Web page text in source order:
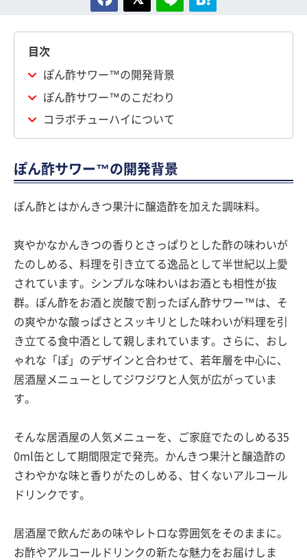
目次
ぽん酢サワー™の開発背景
ぽん酢サワー™のこだわり
コラボチューハイについて
ぽん酢サワー™の開発背景
ぽん酢とはかんきつ果汁に醸造酢を加えた調味料。
爽やかなかんきつの香りとさっぱりとした酢の味わいが
たのしめる、料理を引き立てる逸品として半世紀以上愛
されています。シンプルな味わいはお酒とも相性が抜
群。ぽん酢をお酒と炭酸で割ったぽん酢サワー™は、そ
の爽やかな酸っぱさとスッキリとした味わいが料理を引
き立てる食中酒として親しまれています。さらに、おし
ゃれな「ぽ」のデザインと合わせて、若年層を中心に、
居酒屋メニューとしてジワジワと人気が広がっていま
す。
そんな居酒屋の人気メニューを、ご家庭でたのしめる35
0ml缶として期間限定で発売。かんきつ果汁と醸造酢の
さわやかな味と香りがたのしめる、甘くないアルコール
ドリンクです。
居酒屋で飲んだあの味やレトロな雰囲気をそのままに。
お酢やアルコールドリンクの新たな魅力をお届けしま